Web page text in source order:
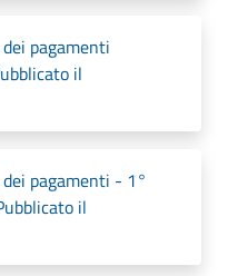
pagamenti
il
pagamenti - 1°
il